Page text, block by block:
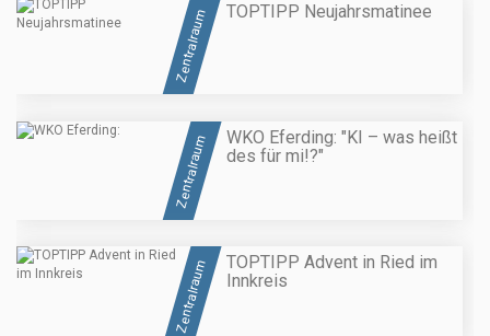
Zentralraum TOPTIPP Neujahrsmatinee
Zentralraum
WKO Eferding: "KI – was heißt
des für mi!?"
Zentralraum
TOPTIPP Advent in Ried im
Innkreis